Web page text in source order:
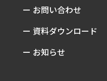
ー お問い合わせ
ー 資料ダウンロード
ー お知らせ